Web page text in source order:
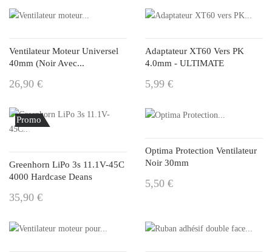
Ventilateur Moteur Universel
40mm (noir Avec...
26,90 €
Adaptateur XT60 Vers PK
4.0mm - ULTIMATE
5,99 €
Promo
!
Greenhorn LiPo 3s 11.1V-45C
4000 Hardcase Deans
35,90 €
Optima Protection Ventilateur
Noir 30mm
5,50 €